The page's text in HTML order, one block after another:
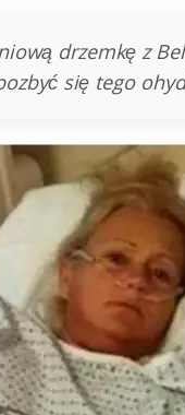
drzemkę z
się tego